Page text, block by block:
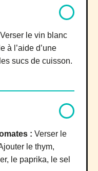
Verser le vin blanc
à l’aide d’une
sucs de cuisson.
: Verser le
le thym,
le paprika, le sel